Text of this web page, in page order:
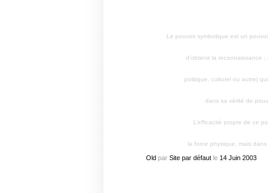
Le pouvoir symbolique est un
d’obtenir la reconnaissance
politique, culturel ou autre)
dans sa vérité de
L’efficacité propre de ce
la force physique, mais
Oldpar Site par défautle 14 Juin 2003